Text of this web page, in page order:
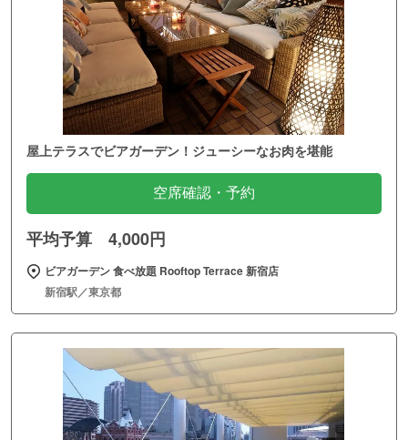
屋上テラスでビアガーデン！ジューシーなお肉を堪能
空席確認・予約
平均予算 4,000円
ビアガーデン 食べ放題 Rooftop Terrace 新宿店
新宿駅／東京都